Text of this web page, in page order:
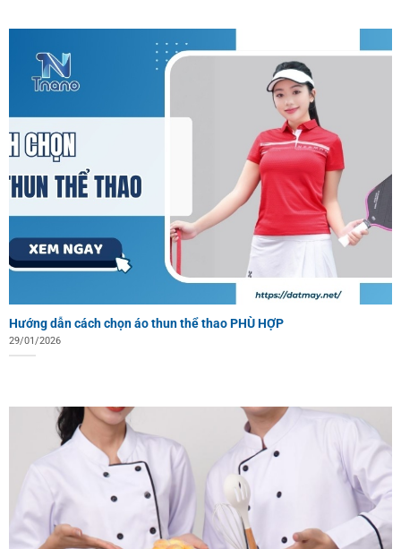
Hướng dẫn cách chọn áo thun thể thao PHÙ HỢP
29/01/2026